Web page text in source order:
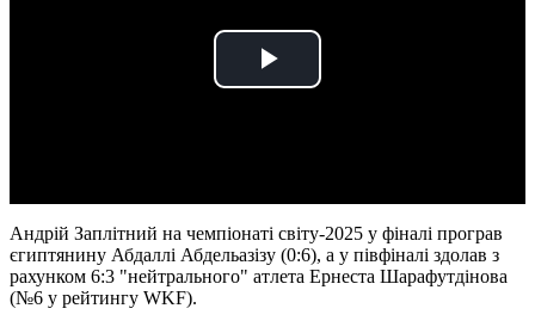
Play
Андрій Заплітний на чемпіонаті світу-2025 у фіналі програв
єгиптянину Абдаллі Абдельазізу (0:6), а у півфіналі здолав з
рахунком 6:3 "нейтрального" атлета Ернеста Шарафутдінова
(№6 у рейтингу WKF).